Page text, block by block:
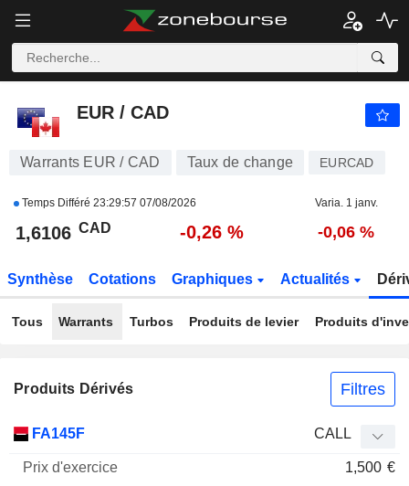
EUR / CAD
EUR / CAD
Warrants EUR / CAD Taux de change EURCAD
Temps Différé 23:29:57 07/08/2026 Varia. 1 janv.
1,6106 CAD -0,26 % -0,06 %
Synthèse Cotations Graphiques Actualités
Tous Warrants Turbos Produits de levier Produits
Produits Dérivés Filtres
Mnemo Type
Parité
FA145F CALL
1,500 €